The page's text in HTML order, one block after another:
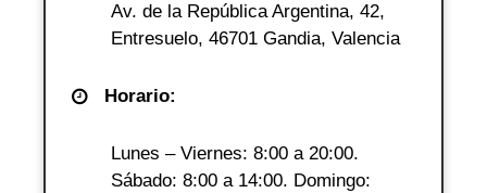
Av. de la República Argentina, 42,
Entresuelo, 46701 Gandia, Valencia
Horario:
Lunes – Viernes: 8:00 a 20:00.
Sábado: 8:00 a 14:00. Domingo: